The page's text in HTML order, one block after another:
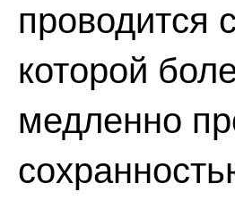
проводится
которой
медленно